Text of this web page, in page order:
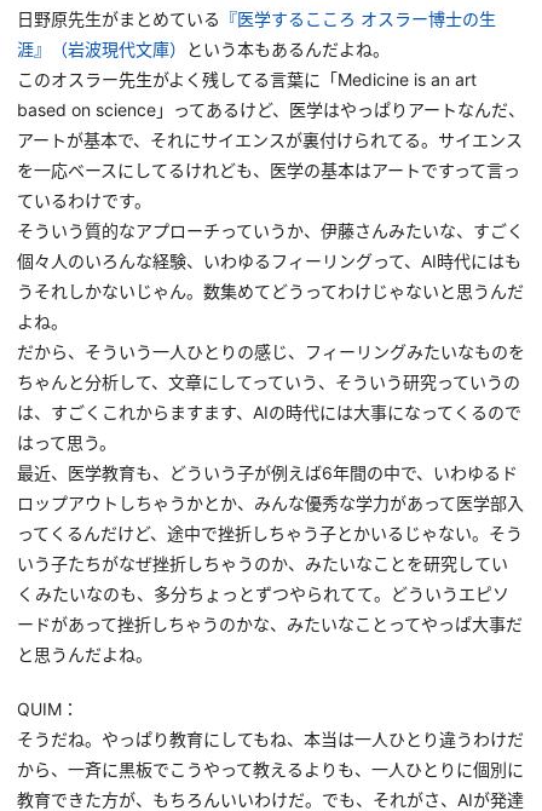
日野原先生がまとめている 『医学するこころ オスラー博士の生
涯』（岩波現代文庫）
という本もあるんだよね。
このオスラー先生がよく残してる言葉に「Medicine is an art
based on science」ってあるけど、医学はやっぱりアートなんだ、
アートが基本で、それにサイエンスが裏付けられてる。サイエンス
を一応ベースにしてるけれども、医学の基本はアートですって言っ
ているわけです。
そういう質的なアプローチっていうか、伊藤さんみたいな、すごく
個々人のいろんな経験、いわゆるフィーリングって、AI時代にはも
うそれしかないじゃん。数集めてどうってわけじゃないと思うんだ
よね。
だから、そういう一人ひとりの感じ、フィーリングみたいなものを
ちゃんと分析して、文章にしてっていう、そういう研究っていうの
は、すごくこれからますます、AIの時代には大事になってくるので
はって思う。
最近、医学教育も、どういう子が例えば6年間の中で、いわゆるド
ロップアウトしちゃうかとか、みんな優秀な学力があって医学部入
ってくるんだけど、途中で挫折しちゃう子とかいるじゃない。そう
いう子たちがなぜ挫折しちゃうのか、みたいなことを研究してい
くみたいなのも、多分ちょっとずつやられてて。どういうエピソ
ードがあって挫折しちゃうのかな、みたいなことってやっぱ大事だ
と思うんだよね。
QUIM：
そうだね。やっぱり教育にしてもね、本当は一人ひとり違うわけだ
から、一斉に黒板でこうやって教えるよりも、一人ひとりに個別に
教育できた方が、もちろんいいわけだ。でも、それがさ、AIが発達